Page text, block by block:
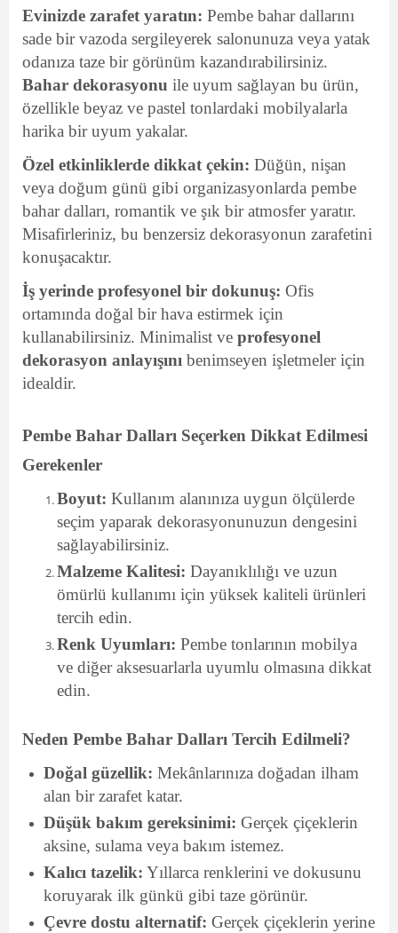
Evinizde zarafet yaratın: Pembe bahar dallarını
sade bir vazoda sergileyerek salonunuza veya yatak
odanıza taze bir görünüm kazandırabilirsiniz.
Bahar dekorasyonu ile uyum sağlayan bu ürün,
özellikle beyaz ve pastel tonlardaki mobilyalarla
harika bir uyum yakalar.
Özel etkinliklerde dikkat çekin: Düğün, nişan
veya doğum günü gibi organizasyonlarda pembe
bahar dalları, romantik ve şık bir atmosfer yaratır.
Misafirleriniz, bu benzersiz dekorasyonun zarafetini
konuşacaktır.
İş yerinde profesyonel bir dokunuş: Ofis
ortamında doğal bir hava estirmek için
kullanabilirsiniz. Minimalist ve profesyonel
dekorasyon anlayışını benimseyen işletmeler için
idealdir.
Pembe Bahar Dalları Seçerken Dikkat Edilmesi
Gerekenler
Boyut: Kullanım alanınıza uygun ölçülerde
seçim yaparak dekorasyonunuzun dengesini
sağlayabilirsiniz.
Malzeme Kalitesi: Dayanıklılığı ve uzun
ömürlü kullanımı için yüksek kaliteli ürünleri
tercih edin.
Renk Uyumları: Pembe tonlarının mobilya
ve diğer aksesuarlarla uyumlu olmasına dikkat
edin.
Neden Pembe Bahar Dalları Tercih Edilmeli?
Doğal güzellik: Mekânlarınıza doğadan ilham
alan bir zarafet katar.
Düşük bakım gereksinimi: Gerçek çiçeklerin
aksine, sulama veya bakım istemez.
Kalıcı tazelik: Yıllarca renklerini ve dokusunu
koruyarak ilk günkü gibi taze görünür.
Çevre dostu alternatif: Gerçek çiçeklerin yerine